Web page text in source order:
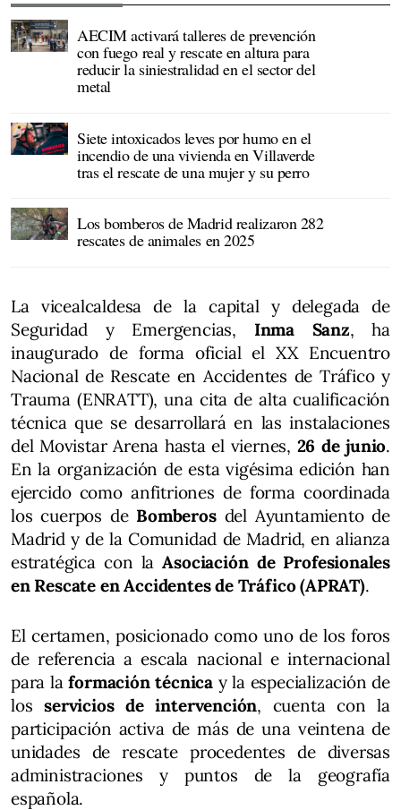
AECIM activará talleres de prevención
con fuego real y rescate en altura para
reducir la siniestralidad en el sector del
metal
Siete intoxicados leves por humo en el
incendio de una vivienda en Villaverde
tras el rescate de una mujer y su perro
Los bomberos de Madrid realizaron 282
rescates de animales en 2025
La vicealcaldesa de la capital y delegada de
Seguridad y Emergencias, Inma Sanz, ha
inaugurado de forma oficial el XX Encuentro
Nacional de Rescate en Accidentes de Tráfico y
Trauma (ENRATT), una cita de alta cualificación
técnica que se desarrollará en las instalaciones
del Movistar Arena hasta el viernes, 26 de junio.
En la organización de esta vigésima edición han
ejercido como anfitriones de forma coordinada
los cuerpos de Bomberosdel Ayuntamiento de
Madrid y de la Comunidad de Madrid, en alianza
estratégica con laAsociación de Profesionales
en Rescate en Accidentes de Tráfico (APRAT).
El certamen, posicionado como uno de los foros
de referencia a escala nacional e internacional
para laformación técnicay la especialización de
losservicios de intervención, cuenta con la
participación activa de más de una veintena de
unidades de rescate procedentes de diversas
administraciones y puntos de la geografía
española.